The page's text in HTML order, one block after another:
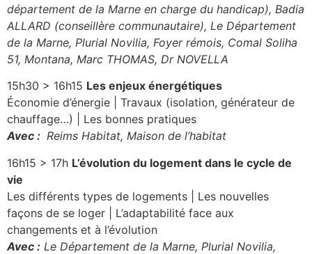
département de la Marne en charge du handicap), Badia
ALLARD (conseillère communautaire), Le Département
de la Marne, Plurial Novilia, Foyer rémois, Comal Soliha
51, Montana, Marc THOMAS, Dr NOVELLA
15h30 > 16h15 Les enjeux énergétiques
Économie d’énergie | Travaux (isolation, générateur de
chauffage…) | Les bonnes pratiques
Avec : Reims Habitat, Maison de l’habitat
16h15 > 17h L’évolution du logement dans le cycle de
vie
Les différents types de logements | Les nouvelles
façons de se loger | L’adaptabilité face aux
changements et à l’évolution
Avec : Le Département de la Marne, Plurial Novilia,